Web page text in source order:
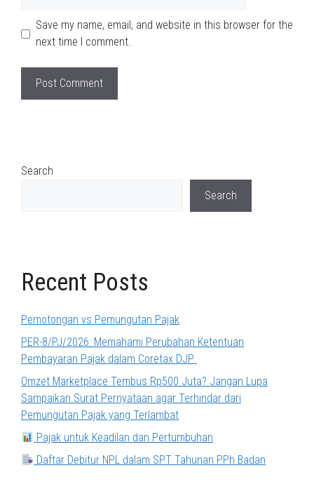
Save my name, email, and website in this browser for the
next time I comment.
Search
Search
Recent Posts
Pemotongan vs Pemungutan Pajak
PER-8/PJ/2026: Memahami Perubahan Ketentuan
Pembayaran Pajak dalam Coretax DJP
Omzet Marketplace Tembus Rp500 Juta? Jangan Lupa
Sampaikan Surat Pernyataan agar Terhindar dari
Pemungutan Pajak yang Terlambat
Pajak untuk Keadilan dan Pertumbuhan
Daftar Debitur NPL dalam SPT Tahunan PPh Badan